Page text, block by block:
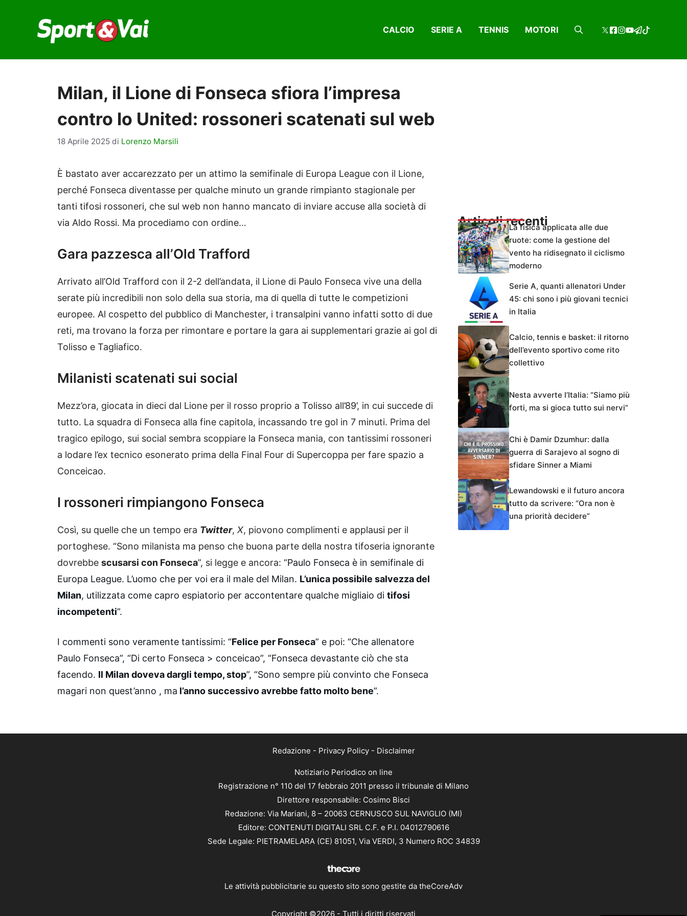
contenuto
CALCIO SERIE A TENNIS MOTORI
Milan, il Lione di Fonseca sfiora l’impresa
contro lo United: rossoneri scatenati sul web
18 Aprile 2025 di Lorenzo Marsili
È bastato aver accarezzato per un attimo la semifinale di Europa League con il Lione,
perché Fonseca diventasse per qualche minuto un grande rimpianto stagionale per
tanti tifosi rossoneri, che sul web non hanno mancato di inviare accuse alla società di
via Aldo Rossi. Ma procediamo con ordine…
Gara pazzesca all’Old Trafford
Arrivato all’Old Trafford con il 2-2 dell’andata, il Lione di Paulo Fonseca vive una della
serate più incredibili non solo della sua storia, ma di quella di tutte le competizioni
europee. Al cospetto del pubblico di Manchester, i transalpini vanno infatti sotto di due
reti, ma trovano la forza per rimontare e portare la gara ai supplementari grazie ai gol di
Tolisso e Tagliafico.
Milanisti scatenati sui social
Mezz’ora, giocata in dieci dal Lione per il rosso proprio a Tolisso all’89’, in cui succede di
tutto. La squadra di Fonseca alla fine capitola, incassando tre gol in 7 minuti. Prima del
tragico epilogo, sui social sembra scoppiare la Fonseca mania, con tantissimi rossoneri
a lodare l’ex tecnico esonerato prima della Final Four di Supercoppa per fare spazio a
Conceicao.
I rossoneri rimpiangono Fonseca
Così, su quelle che un tempo era Twitter, X, piovono complimenti e applausi per il
portoghese. “Sono milanista ma penso che buona parte della nostra tifoseria ignorante
dovrebbe scusarsi con Fonseca”, si legge e ancora: “Paulo Fonseca è in semifinale di
Europa League. L’uomo che per voi era il male del Milan. L’unica possibile salvezza del
Milan, utilizzata come capro espiatorio per accontentare qualche migliaio di tifosi
incompetenti”.
I commenti sono veramente tantissimi: “Felice per Fonseca” e poi: “Che allenatore
Paulo Fonseca”, “Di certo Fonseca > conceicao”, “Fonseca devastante ciò che sta
facendo. Il Milan doveva dargli tempo, stop”, “Sono sempre più convinto che Fonseca
magari non quest’anno , ma l’anno successivo avrebbe fatto molto bene”.
Articoli recentiLa fisica applicata alle due
ruote: come la gestione del
vento ha ridisegnato il ciclismo
moderno
Serie A, quanti allenatori Under
45: chi sono i più giovani tecnici
in Italia
Calcio, tennis e basket: il ritorno
dell’evento sportivo come rito
collettivo
Nesta avverte l’Italia: “Siamo più
forti, ma si gioca tutto sui nervi”
Chi è Damir Dzumhur: dalla
guerra di Sarajevo al sogno di
sfidare Sinner a Miami
Lewandowski e il futuro ancora
tutto da scrivere: “Ora non è
una priorità decidere”
Redazione - Privacy Policy- Disclaimer
Notiziario Periodico on line
Registrazione n° 110 del 17 febbraio 2011 presso il tribunale di Milano
Direttore responsabile: Cosimo Bisci
Redazione: Via Mariani, 8 – 20063 CERNUSCO SUL NAVIGLIO (MI)
Editore: CONTENUTI DIGITALI SRL C.F. e P.I. 04012790616
Sede Legale: PIETRAMELARA (CE) 81051, Via VERDI, 3 Numero ROC 34839
Le attività pubblicitarie su questo sito sono gestite da theCoreAdv
Copyright ©2026 - Tutti i diritti riservati